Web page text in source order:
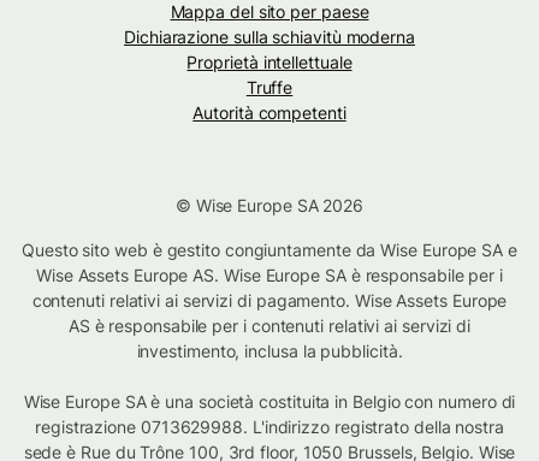
Mappa del sito per paese
Dichiarazione sulla schiavitù moderna
Proprietà intellettuale
Truffe
Autorità competenti
© Wise Europe SA 2026
Questo sito web è gestito congiuntamente da Wise Europe SA e
Wise Assets Europe AS. Wise Europe SA è responsabile per i
contenuti relativi ai servizi di pagamento. Wise Assets Europe
AS è responsabile per i contenuti relativi ai servizi di
investimento, inclusa la pubblicità.
Wise Europe SA è una società costituita in Belgio con numero di
registrazione 0713629988. L'indirizzo registrato della nostra
sede è Rue du Trône 100, 3rd floor, 1050 Brussels, Belgio. Wise